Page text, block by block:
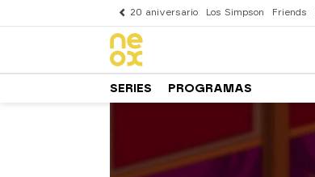
20 aniversario Los Simpson Friends
SERIES PROGRAMAS